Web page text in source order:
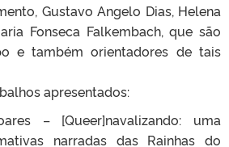
Gustavo Angelo Dias, Helena
Fonseca Falkembach, que são
e também orientadores de tais
apresentados:
– [Queer]navalizando: uma
narradas das Rainhas do